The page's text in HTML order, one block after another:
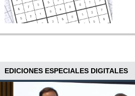
EDICIONES ESPECIALES DIGITALES